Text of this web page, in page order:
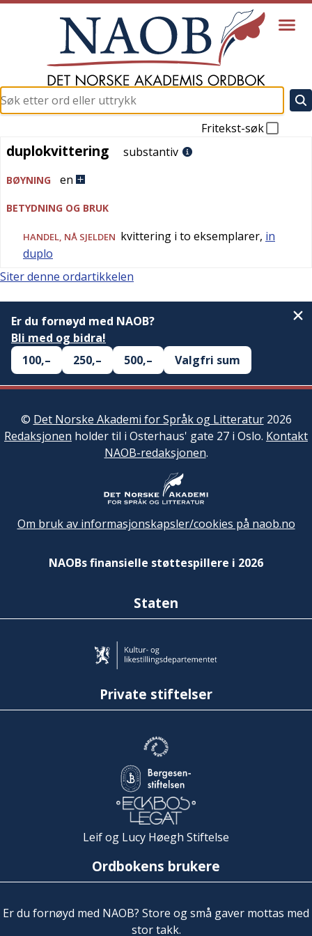
Fritekst-søk
duplokvittering
duplokvittering substantiv
BØYNING en
BETYDNING OG BRUK
HANDEL, NÅ SJELDEN kvittering i to eksemplarer, in
duplo
Siter denne ordartikkelen
Er du fornøyd med NAOB?
Bli med og bidra!
100,–
250,– 500,– Valgfri sum
© Det Norske Akademi for Språk og Litteratur2026
Redaksjonen holder til i Osterhaus' gate 27 i Oslo. Kontakt
NAOB-redaksjonen.
Om bruk av informasjonskapsler/cookies på naob.no
NAOBs finansielle støttespillere i 2026
Staten
Private stiftelser
Leif og Lucy Høegh Stiftelse
Ordbokens brukere
Er du fornøyd med NAOB? Store og små gaver mottas med
stor takk.